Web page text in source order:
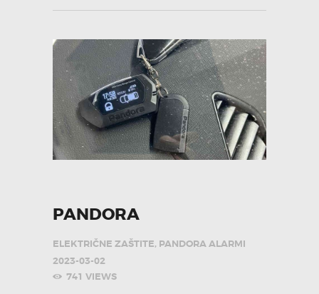
PANDORA
ELEKTRIČNE ZAŠTITE, PANDORA ALARMI
2023-03-02
741 VIEWS